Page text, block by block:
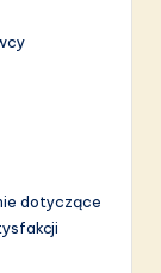
dotyczące